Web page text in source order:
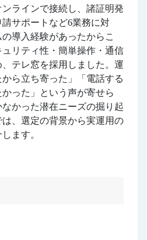
ラインで接続し、諸証明発
サポートなど6業務に対
導入経験があったからこ
リティ性・簡単操作・通信
テレ窓を採用しました。運
ら立ち寄った」「電話する
った」という声が寄せら
かった潜在ニーズの掘り起
、選定の背景から実運用の
ます。